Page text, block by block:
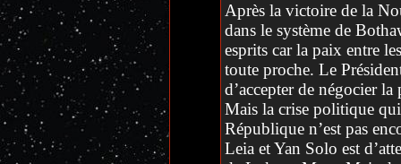
Après la victoire de la
dans le système de
esprits car la paix entre
toute proche. Le
d’accepter de négocier
Mais la crise politique
République n’est pas
Leia et Yan Solo est